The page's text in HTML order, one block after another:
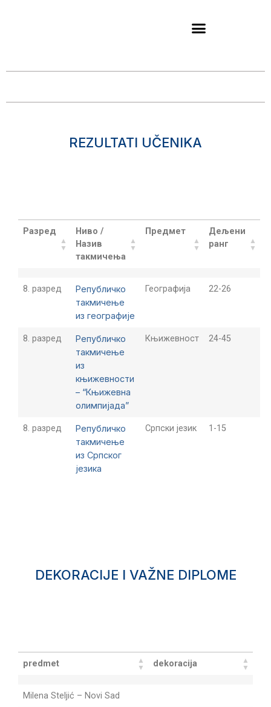
REZULTATI UČENIKA
Разред
Ниво /
Назив
такмичења
Предмет
Дељени
ранг
8. разред
Републичко
такмичење
из географије
Географија 22-26
8. разред
Републичко
такмичење
из
књижевности
– “Књижевна
олимпијада”
Књижевност 24-45
8. разред
Републичко
такмичење
из Српског
језика
Српски језик 1-15
DEKORACIJE I VAŽNE DIPLOME
predmet dekoracija
Milena Steljić – Novi Sad